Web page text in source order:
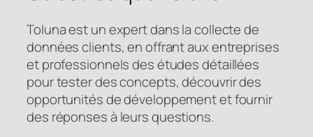
Toluna est un expert dans la collecte de
données clients, en offrant aux entreprises
et professionnels des études détaillées
pour tester des concepts, découvrir des
opportunités de développement et fournir
des réponses à leurs questions.